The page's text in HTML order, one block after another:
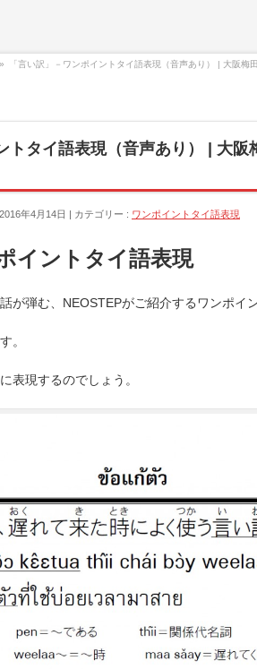
» 「言い訳」－ワンポイントタイ語表現（音声あり） | 大阪梅
トタイ語表現（音声あり） | 大阪
年4月14日 カテゴリー : ワンポイントタイ語表現
イントタイ語表現
が弾む、NEOSTEPがご紹介するワンポイ
。
表現するのでしょう。